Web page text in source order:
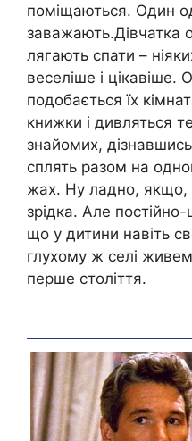
поміщаються. Один
заважають.Дівчатка
лягають спати –
веселіше і цікавіше.
подобається їх
книжки і дивляться
знайомих,
сплять разом на
жах. Ну ладно, якщо,
зрідка. Але
що у дитини навіть
глухому ж селі
перше століття.